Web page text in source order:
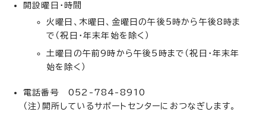
開設曜日・時間
火曜日、木曜日、金曜日の午後5時から午後8時ま
で（祝日・年末年始を除く）
土曜日の午前9時から午後5時まで（祝日・年末年
始を除く）
電話番号 052-784-8910
（注）開所しているサポートセンターにおつなぎします。